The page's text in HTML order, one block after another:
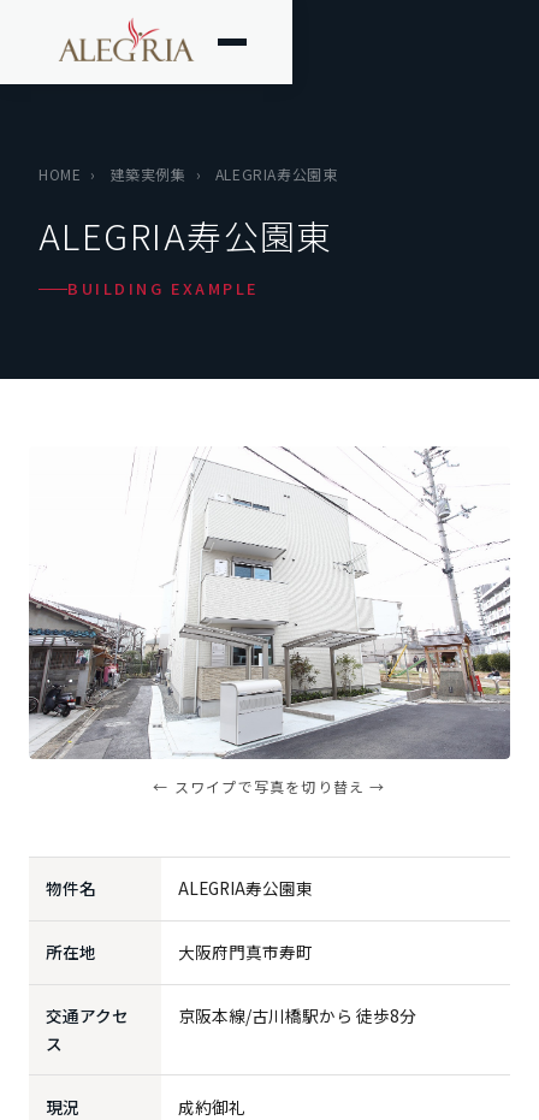
HOME › 建築実例集 › ALEGRIA寿公園東
ALEGRIA寿公園東
BUILDING EXAMPLE
← スワイプで写真を切り替え →
物件名 ALEGRIA寿公園東
所在地 大阪府門真市寿町
交通アクセ
ス
京阪本線/古川橋駅から 徒歩8分
現況 成約御礼